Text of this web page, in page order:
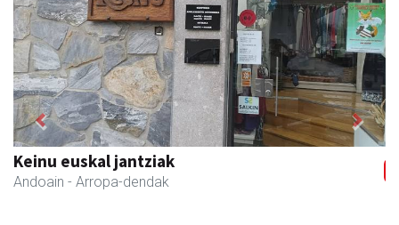
Bengoetxea autoeskola
Andoain - Autoeskolak
Previous Next